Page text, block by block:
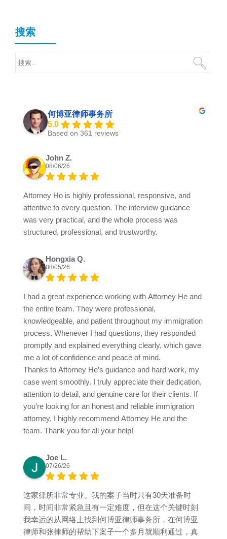
搜索
何博亚律师事务所
5.0
Based on 361 reviews
John Z.
08/06/26
Attorney Ho is highly professional, responsive, and
attentive to every question. The interview guidance
was very practical, and the whole process was
structured, professional, and trustworthy.
Hongxia Q.
08/05/26
I had a great experience working with Attorney He and
the entire team. They were professional,
knowledgeable, and patient throughout my immigration
process. Whenever I had questions, they responded
promptly and explained everything clearly, which gave
me a lot of confidence and peace of mind.
Thanks to Attorney He’s guidance and hard work, my
case went smoothly. I truly appreciate their dedication,
attention to detail, and genuine care for their clients. If
you’re looking for an honest and reliable immigration
attorney, I highly recommend Attorney He and the
team. Thank you for all your help!
Joe L.
07/26/26
这家律所非常专业。我的案子当时只有30天准备时
间，时间非常紧急且有一定难度，但在这个关键时刻
我幸运的从网络上找到何博亚律师事务所，在何博亚
律师和张律师的帮助下案子一个多月就顺利通过，真